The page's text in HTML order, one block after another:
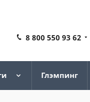
8 800 550 93 62
Глэмпинг